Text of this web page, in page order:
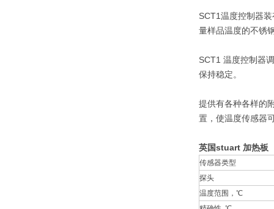
SCT1温度控制器
量样品温度的不锈
SCT1 温度控制器
保持稳定。
提供有各种各样的
置，使温度传感器
英国stuart 加热板
传感器类型
探头
温度范围，℃